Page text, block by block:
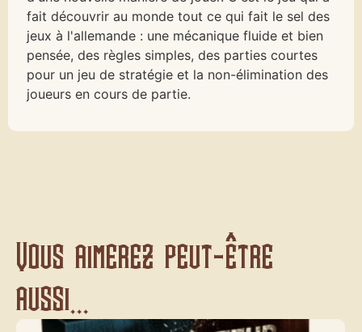
fait découvrir au monde tout ce qui fait le sel des
jeux à l'allemande : une mécanique fluide et bien
pensée, des règles simples, des parties courtes
pour un jeu de stratégie et la non-élimination des
joueurs en cours de partie.
Vous aimerez peut-être
aussi...